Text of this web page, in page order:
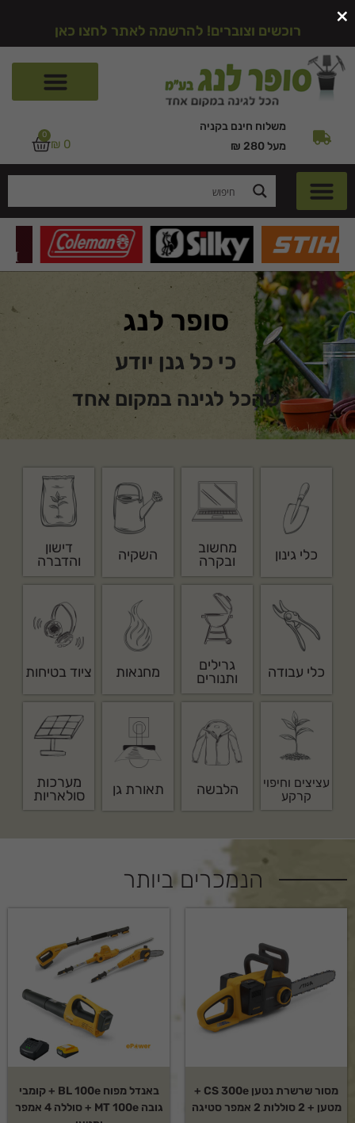
רוכשים וצוברים! להרשמה לאתר לחצו כאן
משלוח חינם בקניה
מעל 280 ₪
₪ 0
0
סופר לנג
כי כל גנן יודע
שהכל לגינה במקום אחד
כלי גינון מחשוב
ובקרה השקיה דישון
והדברה
כלי עבודה גרילים
ותנורים מחנאות ציוד בטיחות
עציצים וחיפוי
קרקע
הלבשה תאורת גן מערכות
סולאריות
הנמכרים ביותר
מסור שרשרת נטען CS 300e +
מטען + 2 סוללות 2 אמפר סטיגה
באנדל מפוח BL 100e + קומבי
גובה MT 100e + סוללה 4 אמפר
×